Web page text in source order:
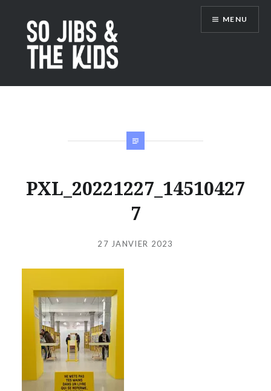
contenu
principal
So Jibs & the Kids
MENU
PXL_20221227_14510427
7
Publié
JIBS
le
27 JANVIER 2023